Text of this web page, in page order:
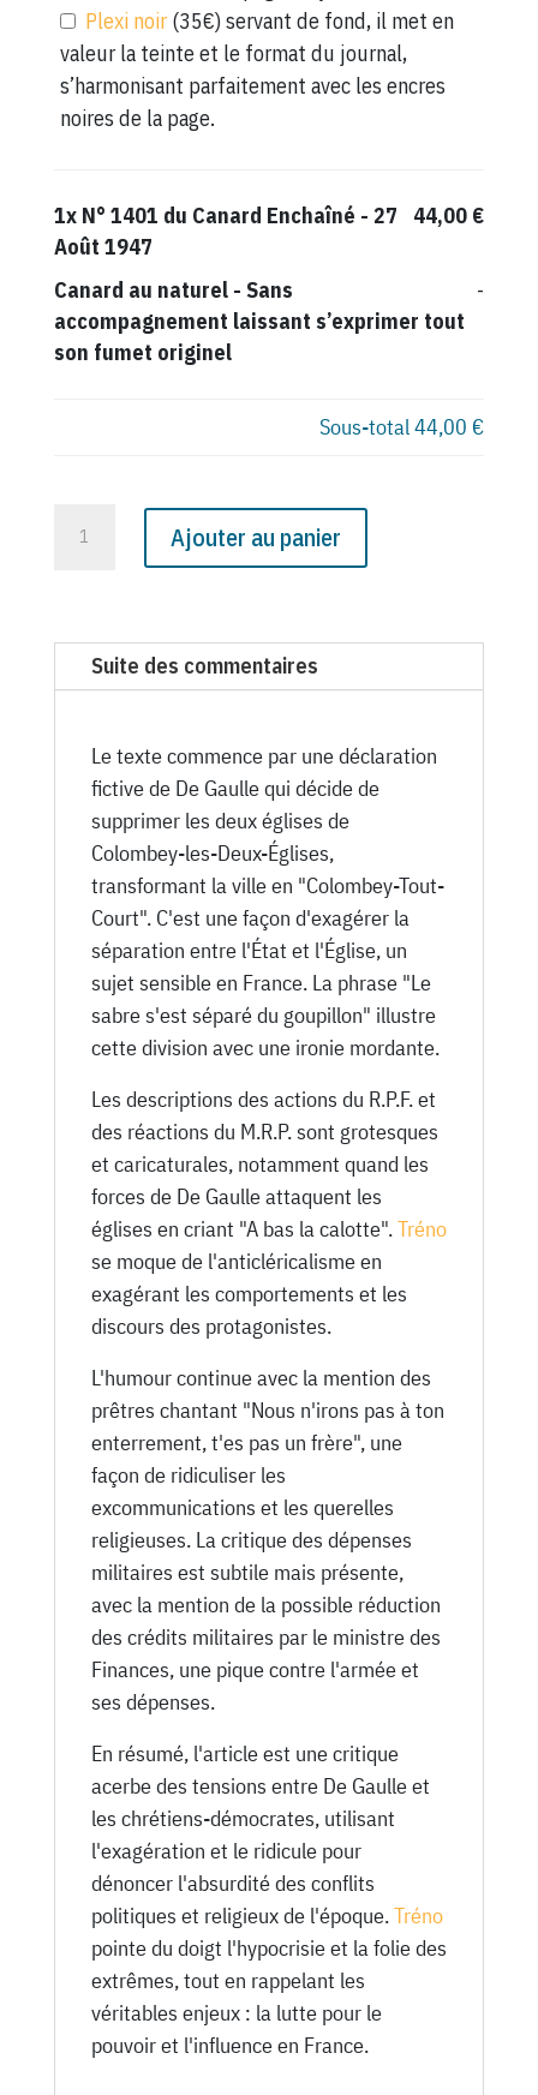
Plexi noir (35€) servant de fond, il met en
valeur la teinte et le format du journal,
s’harmonisant parfaitement avec les encres
noires de la page.
1x N° 1401 du Canard Enchaîné - 27
Août 1947
44,00 €
Canard au naturel- Sans
accompagnement laissant s’exprimer tout
son fumet originel
-
Sous-total44,00 €
du
Canard
Août
1947
Ajouter au panier
Suite des commentaires
Le texte commence par une déclaration
fictive de De Gaulle qui décide de
supprimer les deux églises de
Colombey-les-Deux-Églises,
transformant la ville en "Colombey-Tout-
Court". C'est une façon d'exagérer la
séparation entre l'État et l'Église, un
sujet sensible en France. La phrase "Le
sabre s'est séparé du goupillon" illustre
cette division avec une ironie mordante.
Les descriptions des actions du R.P.F. et
des réactions du M.R.P. sont grotesques
et caricaturales, notamment quand les
forces de De Gaulle attaquent les
églises en criant "A bas la calotte".Tréno
se moque de l'anticléricalisme en
exagérant les comportements et les
discours des protagonistes.
L'humour continue avec la mention des
prêtres chantant "Nous n'irons pas à ton
enterrement, t'es pas un frère", une
façon de ridiculiser les
excommunications et les querelles
religieuses. La critique des dépenses
militaires est subtile mais présente,
avec la mention de la possible réduction
des crédits militaires par le ministre des
Finances, une pique contre l'armée et
ses dépenses.
En résumé, l'article est une critique
acerbe des tensions entre De Gaulle et
les chrétiens-démocrates, utilisant
l'exagération et le ridicule pour
dénoncer l'absurdité des conflits
politiques et religieux de l'époque.Tréno
pointe du doigt l'hypocrisie et la folie des
extrêmes, tout en rappelant les
véritables enjeux : la lutte pour le
pouvoir et l'influence en France.